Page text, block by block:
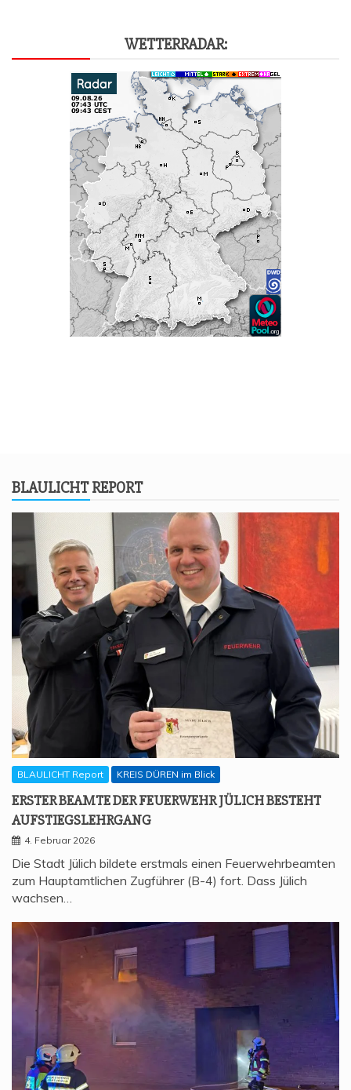
WET­TER­RA­DAR:
BLAU­LICHT REPORT
BLAULICHT Report KREIS DÜREN im Blick
ERS­TER BEAM­TE DER FEU­ER­WEHR JÜLICH BESTEHT
AUFSTIEGSLEHRGANG
4. Februar 2026
Die Stadt Jülich bildete erstmals einen Feuerwehrbeamten
zum Hauptamtlichen Zugführer (B-4) fort. Dass Jülich
wachsen…